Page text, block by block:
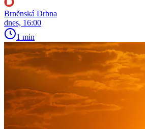
Brněnská Drbna
dnes, 16:00
1 min